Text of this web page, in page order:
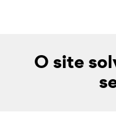
O site